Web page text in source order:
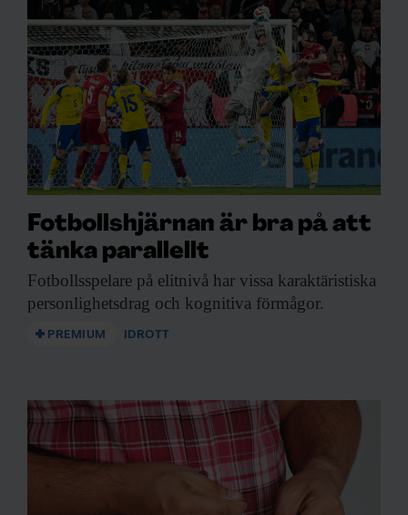
Fotbollshjärnan är bra på att
tänka parallellt
Fotbollsspelare på elitnivå har vissa karaktäristiska
personlighetsdrag och kognitiva förmågor.
PREMIUM IDROTT